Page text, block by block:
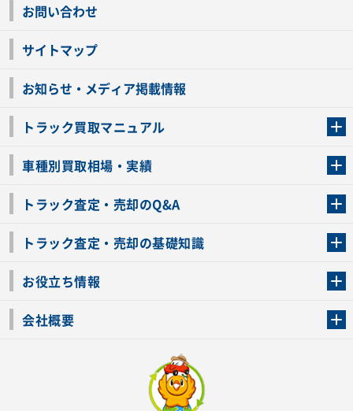
お問い合わせ
サイトマップ
お知らせ・メディア掲載情報
トラック買取マニュアル
車種別買取相場・実績
トラック査定・売却のQ&A
トラック査定・売却の基礎知識
お役立ち情報
会社概要